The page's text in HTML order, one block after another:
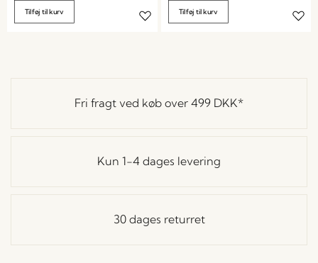
Tilføj til kurv Tilføj til kurv
Fri fragt ved køb over 499 DKK*
Kun 1-4 dages levering
30 dages returret